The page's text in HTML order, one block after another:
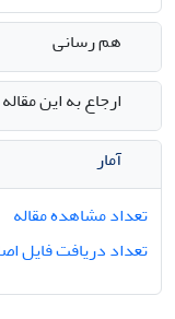
هم رسانی
ارجاع به این مقاله
آمار
تعداد مشاهده مقاله
تعداد دریافت فایل